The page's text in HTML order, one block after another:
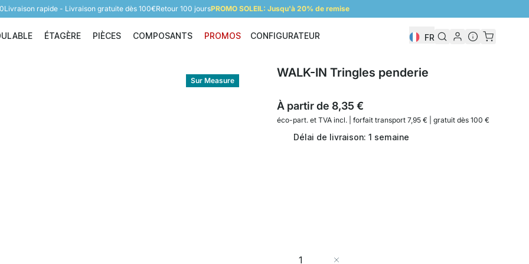
Livraison rapide - Livraison gratuite dès 100€Retour 100 joursPROMO SOLEIL: Jusqu'à 20% de remise
Étagère modulable
ÉTAGÈRE
Étagère
PIÈCES
Pièces
COMPOSANTS
Composants
PROMOS CONFIGURATEUR FR
Sur Measure
WALK-IN Tringles penderie
À partir de8,35 €
éco-part. etTVA incl. | forfait transport 7,95 € | gratuit dès 100 €
Délai de livraison: 1 semaine
Quantité